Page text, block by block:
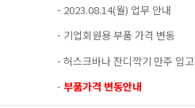
- 2023.08.14(월) 업무 안내
- 기업회원용 부품 가격 변동
- 허스크바나 잔디깍기 만주 입고
- 부품가격 변동안내